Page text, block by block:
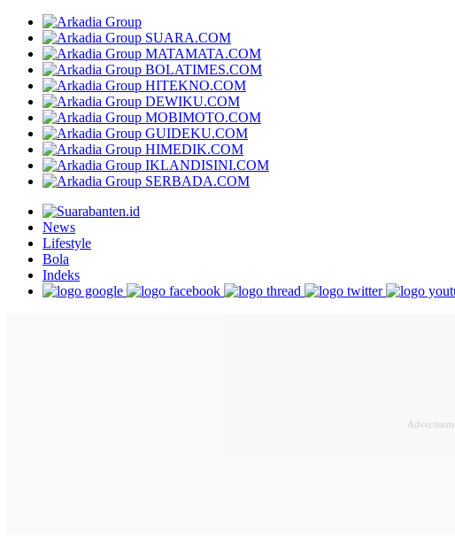
SUARA.COM
MATAMATA.COM
BOLATIMES.COM
HITEKNO.COM
DEWIKU.COM
MOBIMOTO.COM
GUIDEKU.COM
HIMEDIK.COM
IKLANDISINI.COM
SERBADA.COM
News
Lifestyle
Bola
Indeks